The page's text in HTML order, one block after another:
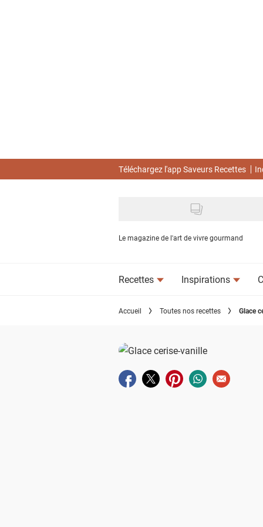
Téléchargez l'app Saveurs Recettes
Le magazine de l'art de vivre gourmand
Recettes Inspirations
Accueil Toutes nos recettes Glace
Partager sur facebook
Partager sur twitter
Partager sur pinterest
Partager sur
Envoyer à